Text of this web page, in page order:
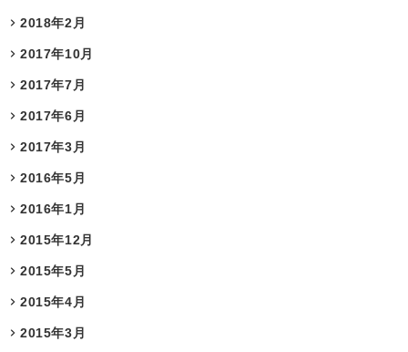
2018年2月
2017年10月
2017年7月
2017年6月
2017年3月
2016年5月
2016年1月
2015年12月
2015年5月
2015年4月
2015年3月